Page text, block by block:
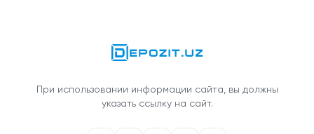
При использовании информации сайта, вы должны
указать ссылку на сайт.